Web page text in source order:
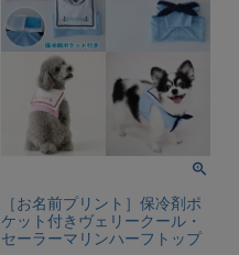
［お名前プリント］保冷剤ポ
ケット付きヴェリークール・
セーラーマリンハーフトップ